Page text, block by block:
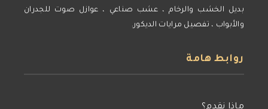
بديل الخشب والرخام ، عشب صناعي ، عوازل صوت للجدران
والأبواب ، تفصيل مرايات الديكور.
روابط هامة
ماذا نقدم؟